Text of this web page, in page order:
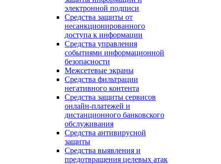
электронной подписи
Средства защиты от
несанкционированного
доступа к информации
Средства управления
событиями информационной
безопасности
Межсетевые экраны
Средства фильтрации
негативного контента
Средства защиты сервисов
онлайн-платежей и
дистанционного банковского
обслуживания
Средства антивирусной
защиты
Средства выявления и
предотвращения целевых атак